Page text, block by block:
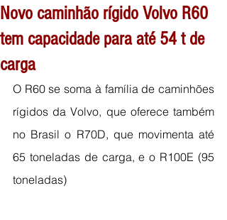
Novo caminhão rígido Volvo R60
tem capacidade para até 54 t de
carga
O R60 se soma à família de caminhões
rígidos da Volvo, que oferece também
no Brasil o R70D, que movimenta até
65 toneladas de carga, e o R100E (95
toneladas)